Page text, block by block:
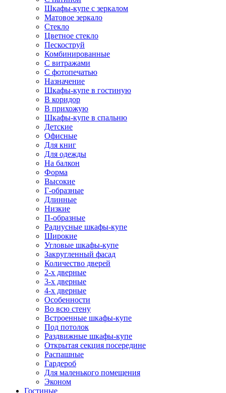
Шкафы-купе с зеркалом
Матовое зеркало
Стекло
Цветное стекло
Пескоструй
Комбинированные
С витражами
С фотопечатью
Назначение
Шкафы-купе в гостиную
В коридор
В прихожую
Шкафы-купе в спальню
Детские
Офисные
Для книг
Для одежды
На балкон
Форма
Высокие
Г-образные
Длинные
Низкие
П-образные
Радиусные шкафы-купе
Широкие
Угловые шкафы-купе
Закругленный фасад
Количество дверей
2-х дверные
3-х дверные
4-х дверные
Особенности
Во всю стену
Встроенные шкафы-купе
Под потолок
Раздвижные шкафы-купе
Открытая секция посередине
Распашные
Гардероб
Для маленького помещения
Эконом
Гостиные